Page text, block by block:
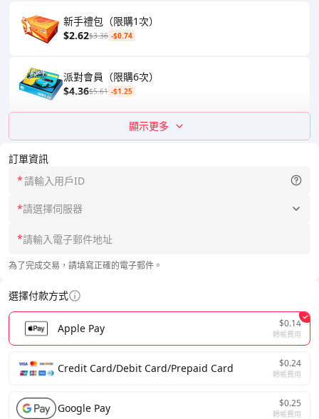
訂單資訊
*
*請選擇伺服器
*
為了完成交易，請填寫正確的電子郵件。
選擇付款方式
Apple Pay $0.14
轉帳費用
Credit Card/Debit Card/Prepaid Card $0.24
轉帳費用
Google Pay $0.25
轉帳費用
新手禮包（限購1次）
$2.62$3.36 -$0.74
派對會員（限購6次）
$4.36$5.61 -$1.25
顯示更多